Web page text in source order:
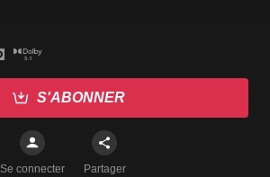
S'ABONNER
Se connecter Partager